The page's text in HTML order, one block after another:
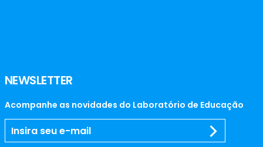
NEWSLETTER
Acompanhe as novidades do Laboratório de Educação